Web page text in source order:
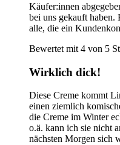
Käufer:innen
bei uns gekauft haben.
alle, die ein
Bewertet mit 4 von 5
Wirklich dick!
Diese Creme kommt
einen ziemlich
die Creme im Winter
o.ä. kann ich sie nicht
nächsten Morgen sich